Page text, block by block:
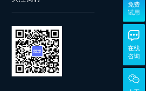
免费
试用
在线
咨询